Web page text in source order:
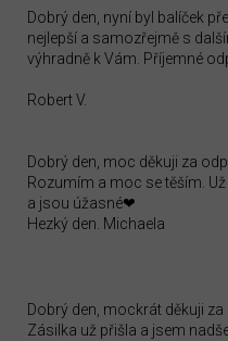
Dobrý den, nyní byl balíček
nejlepší a samozřejmě s
výhradně k Vám. Příjemné
Robert V.
Dobrý den, moc děkuji za
Rozumím a moc se těším.
a jsou úžasné❤
Hezký den. Michaela
Dobrý den, mockrát děkuji
Zásilka už přišla a jsem